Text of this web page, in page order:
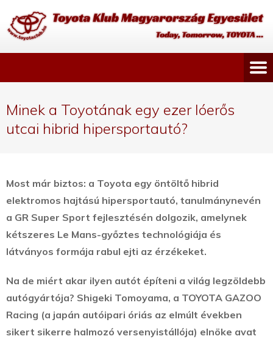
Minek a Toyotának egy ezer lóerős
utcai hibrid hipersportautó?
Most már biztos: a Toyota egy öntöltő hibrid
elektromos hajtású hipersportautó, tanulmánynevén
a GR Super Sport fejlesztésén dolgozik, amelynek
kétszeres Le Mans-győztes technológiája és
látványos formája rabul ejti az érzékeket.
Na de miért akar ilyen autót építeni a világ legzöldebb
autógyártója? Shigeki Tomoyama, a TOYOTA GAZOO
Racing (a japán autóipari óriás az elmúlt években
sikert sikerre halmozó versenyistállója) elnöke avat